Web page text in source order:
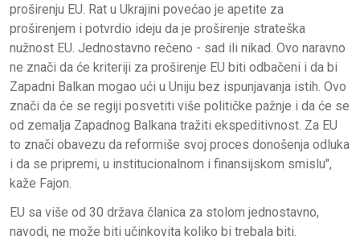
proširenju EU. Rat u Ukrajini povećao je apetite za
proširenjem i potvrdio ideju da je proširenje strateška
nužnost EU. Jednostavno rečeno - sad ili nikad. Ovo naravno
ne znači da će kriteriji za proširenje EU biti odbačeni i da bi
Zapadni Balkan mogao ući u Uniju bez ispunjavanja istih. Ovo
znači da će se regiji posvetiti više političke pažnje i da će se
od zemalja Zapadnog Balkana tražiti ekspeditivnost. Za EU
to znači obavezu da reformiše svoj proces donošenja odluka
i da se pripremi, u institucionalnom i finansijskom smislu",
kaže Fajon.
EU sa više od 30 država članica za stolom jednostavno,
navodi, ne može biti učinkovita koliko bi trebala biti.